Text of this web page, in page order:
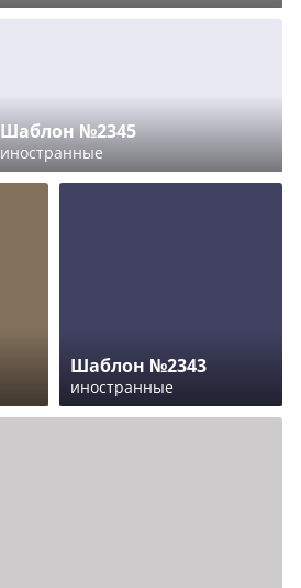
Шаблон №2345
иностранные
Шаблон №2343
иностранные